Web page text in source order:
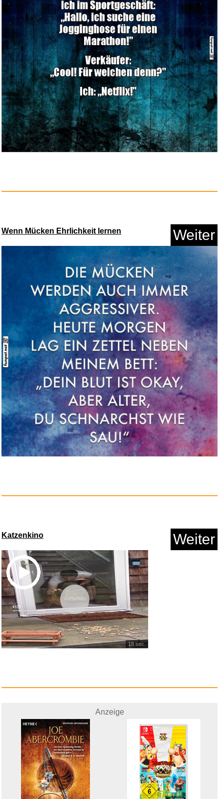
reisenthel daily shopper smile...
Anzeige
Asterix & Obelix XXL: Collecti...
Anzeige
Meine allerersten
Tastentr&aum...
Anzeige
Satch Schlamperbox Seismic
Blu...
Learn to play Dimebag Darrel -...
Anzeige
Wenn Mücken Ehrlichkeit lernen Weiter
Katzenkino Weiter
Vorschau
18 sec.
Anzeige